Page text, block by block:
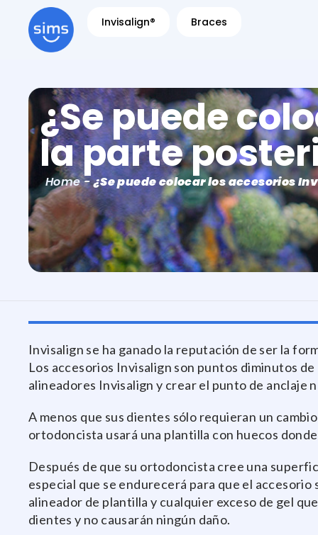
Invisalign® Braces
¿Se puede
la parte
Home-¿Se puede colocar los accesorios
Invisalign se ha ganado la reputación de ser la
Los accesorios Invisalign son puntos diminutos
alineadores Invisalign y crear el punto de anclaje
A menos que sus dientes sólo requieran un
ortodoncista usará una plantilla con huecos
Después de que su ortodoncista cree una
especial que se endurecerá para que el
alineador de plantilla y cualquier exceso de gel
dientes y no causarán ningún daño.